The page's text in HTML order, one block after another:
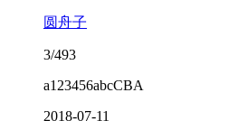
圆舟子
3/493
a123456abcCBA
2018-07-11